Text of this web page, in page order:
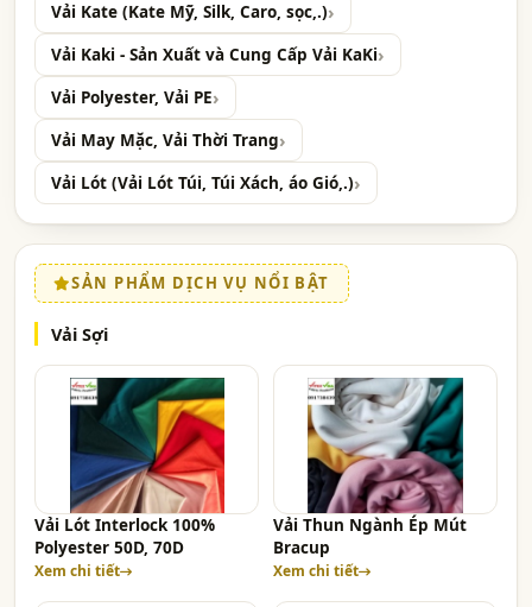
Vải Kate (Kate Mỹ, Silk, Caro, sọc,.)
Vải Kaki - Sản Xuất và Cung Cấp Vải KaKi
Vải Polyester, Vải PE
Vải May Mặc, Vải Thời Trang
Vải Lót (Vải Lót Túi, Túi Xách, áo Gió,.)
SẢN PHẨM DỊCH VỤ NỔI BẬT
Vải Sợi
Vải Lót Interlock 100%
Polyester 50D, 70D
Xem chi tiết
Vải Thun Ngành Ép Mút
Bracup
Xem chi tiết